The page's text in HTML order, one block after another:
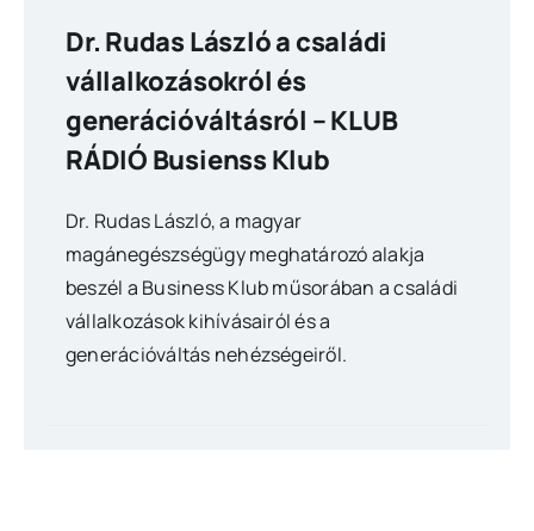
Dr. Rudas László a családi
vállalkozásokról és
generációváltásról – KLUB
RÁDIÓ Busienss Klub
Dr. Rudas László, a magyar
magánegészségügy meghatározó alakja
beszél a Business Klub műsorában a családi
vállalkozások kihívásairól és a
generációváltás nehézségeiről.